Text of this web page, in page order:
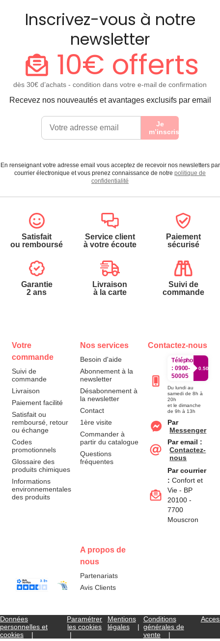
Inscrivez-vous à notre
newsletter
10€ offerts
dès 30€ d’achats - condition dans votre e-mail de confirmation
Recevez nos nouveautés et avantages exclusifs par email
Je
m’inscris
En renseignant votre adresse email vous acceptez de recevoir nos newsletters par
courrier électronique et vous prenez connaissance de notre politique de
confidentialité
Satisfait
ou remboursé
Service client
à votre écoute
Paiement
sécurisé
Garantie
2 ans
Livraison
à la carte
Suivi de
commande
Votre
commande
Suivi de
commande
Livraison
Paiement facilité
Satisfait ou
remboursé, retour
ou échange
Codes
promotionnels
Glossaire des
produits chimiques
Informations
environnementales
des produits
Nos services
Besoin d'aide
Abonnement à la
newsletter
Désabonnement à
la newsletter
Contact
1ère visite
Commander à
partir du catalogue
Questions
fréquentes
A propos de
nous
Partenariats
Avis Clients
Contactez-nous
Téléphone
: 0900-
50005
0.50€/
Du lundi au
samedi de 8h à
20h
et le dimanche
de 9h à 13h
Par
Messenger
Par email :
Contactez-
nous
Par courrier
: Confort et
Vie - BP
20100 -
7700
Mouscron
Données
personnelles et
cookies
Paramétrer
les cookies
Mentions
légales
Conditions
générales de
vente